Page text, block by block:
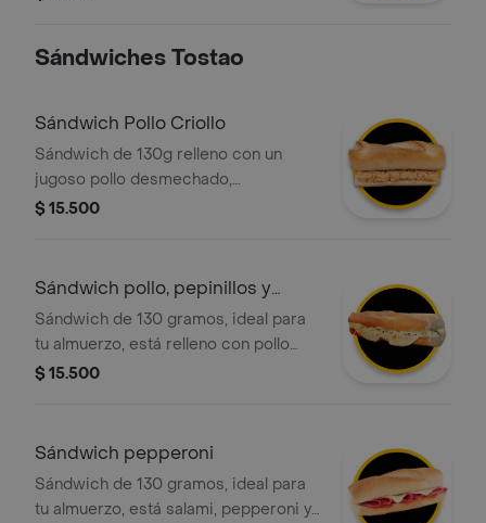
Sándwiches Tostao
Sándwich Pollo Criollo
Sándwich de 130g relleno con un
jugoso pollo desmechado,
perfectamente sazonado al estilo
crujiente en cada mordisco.
$ 15.500
Sándwich pollo, pepinillos y
queso
Sándwich de 130 gramos, ideal para
tu almuerzo, está relleno con pollo
desmechado, pepinillos y queso.
$ 15.500
Sándwich pepperoni
Sándwich de 130 gramos, ideal para
tu almuerzo, está salami, pepperoni y